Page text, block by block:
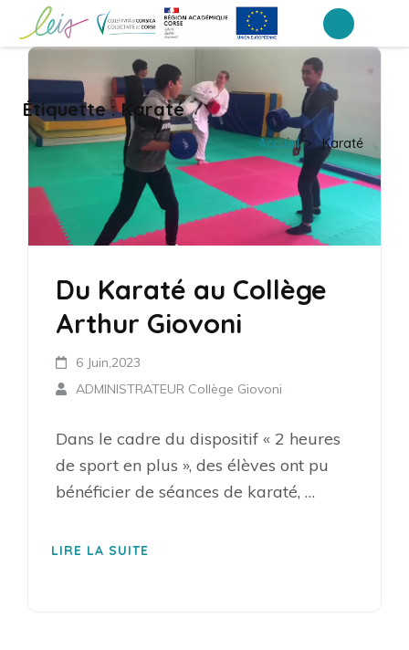
(Pressez
Entrée)
Collège Arthur Giovoni – Ajaccio
Étiquette :Karaté
Accueil > Karaté
Du Karaté au Collège
Arthur Giovoni
6 Juin,2023
ADMINISTRATEUR Collège Giovoni
Dans le cadre du dispositif « 2 heures
de sport en plus », des élèves ont pu
bénéficier de séances de karaté, …
LIRE LA SUITE